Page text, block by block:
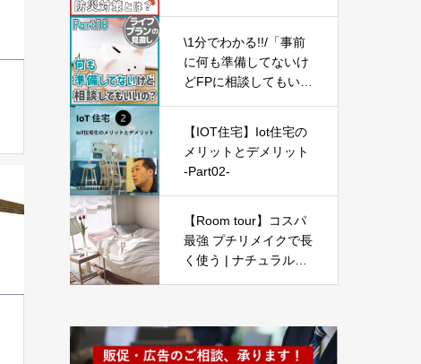
\1分でわかる!!/「事前
に何も準備してないけ
どFPに相談してもいい
【IOT住宅】Iot住宅の
メリットとデメリット
-Part02-
【Room tour】コスパ
最強 プチリメイクで長
く使う | ナチュラルシ